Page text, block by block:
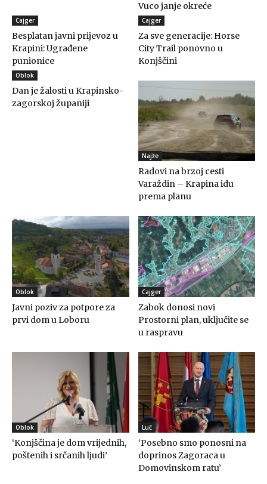
Vuco janje okreće
Cajger
Besplatan javni prijevoz u
Krapini: Ugrađene
punionice
Cajger
Za sve generacije: Horse
City Trail ponovno u
Konjščini
Oblok
Dan je žalosti u Krapinsko-
zagorskoj županiji
Najže
Radovi na brzoj cesti
Varaždin – Krapina idu
prema planu
Oblok
Javni poziv za potpore za
prvi dom u Loboru
Cajger
Zabok donosi novi
Prostorni plan, uključite se
u raspravu
Oblok
‘Konjščina je dom vrijednih,
poštenih i srčanih ljudi’
Luč
‘Posebno smo ponosni na
doprinos Zagoraca u
Domovinskom ratu’